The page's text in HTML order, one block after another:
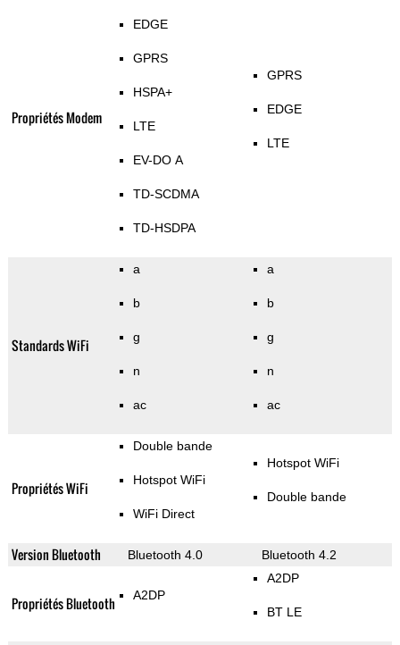
Propriétés Modem
EDGE
GPRS
HSPA+
LTE
EV-DO A
TD-SCDMA
TD-HSDPA
GPRS
EDGE
LTE
Standards WiFi
a
b
g
n
ac
a
b
g
n
ac
Propriétés WiFi
Double bande
Hotspot WiFi
WiFi Direct
Hotspot WiFi
Double bande
Version Bluetooth Bluetooth 4.0 Bluetooth 4.2
Propriétés Bluetooth A2DP
A2DP
BT LE